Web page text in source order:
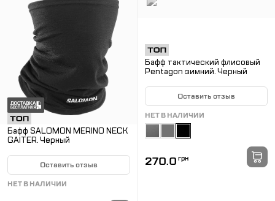
Бафф SALOMON MERINO NECK
GAITER. Черный
Оставить отзыв
НЕТ В НАЛИЧИИ
Бафф тактический флисовый
Pentagon зимний. Черный
Оставить отзыв
НЕТ В НАЛИЧИИ
270.0 грн